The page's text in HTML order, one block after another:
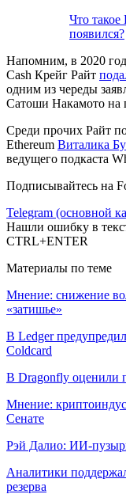
Что
появился?
Напомним, в 2020
Cash Крейг Райт
одним из череды
Сатоши Накамото на
Среди прочих Райт
Ethereum Виталика
ведущего подкаста
Подписывайтесь на
Telegram (основной
Нашли ошибку в
CTRL+ENTER
Материалы по теме
Мнение: снижение
«затишье»
В Ledger
Coldcard
В Dragonfly оценили
Мнение:
Сенате
Рэй Далио: ИИ-
Аналитики
резерва